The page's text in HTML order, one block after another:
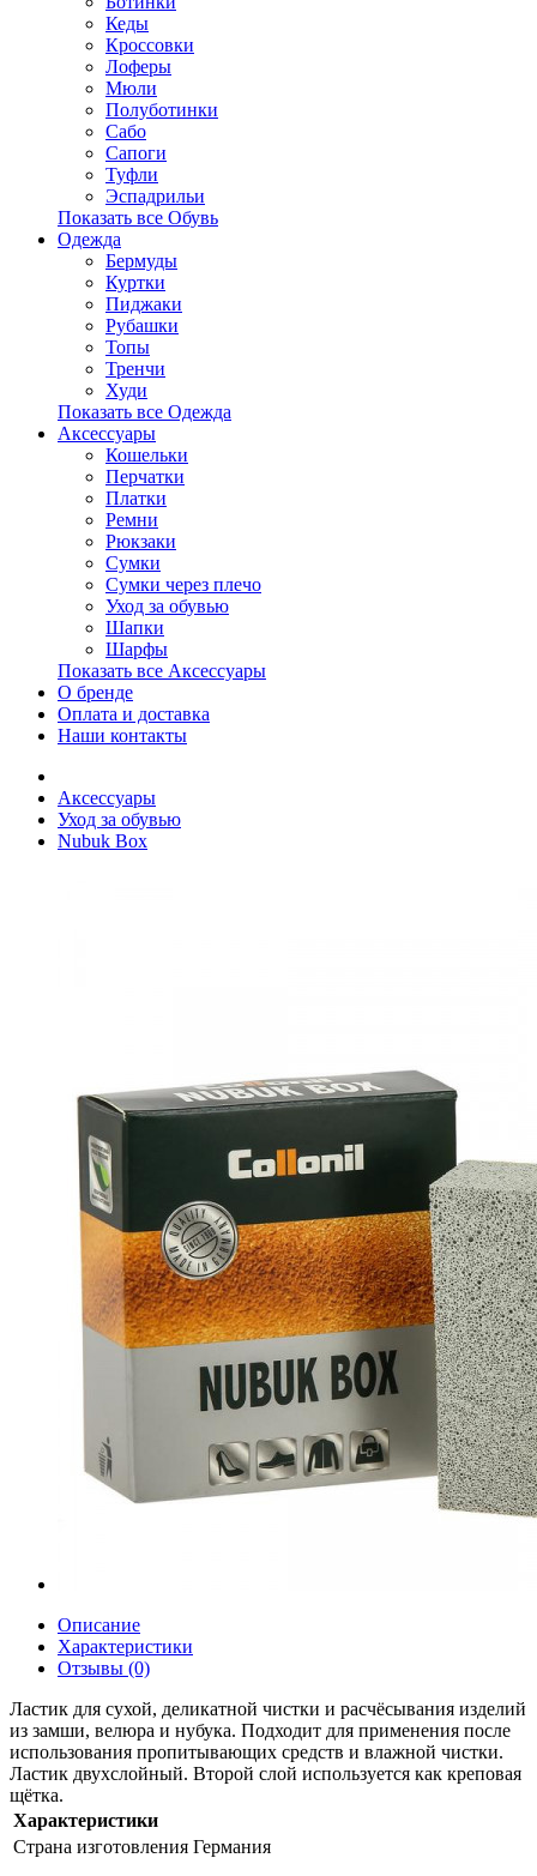
Кеды
Кроссовки
Лоферы
Мюли
Полуботинки
Сабо
Сапоги
Туфли
Эспадрильи
Показать все Обувь
Одежда
Бермуды
Куртки
Пиджаки
Рубашки
Топы
Тренчи
Худи
Показать все Одежда
Аксессуары
Кошельки
Перчатки
Платки
Ремни
Рюкзаки
Сумки
Сумки через плечо
Уход за обувью
Шапки
Шарфы
Показать все Аксессуары
О бренде
Оплата и доставка
Наши контакты
Аксессуары
Уход за обувью
Nubuk Box
Описание
Характеристики
Отзывы (0)
Ластик для сухой, деликатной чистки и расчёсывания изделий
из замши, велюра и нубука. Подходит для применения после
использования пропитывающих средств и влажной чистки.
Ластик двухслойный. Второй слой используется как креповая
щётка.
Характеристики
Страна изготовления Германия